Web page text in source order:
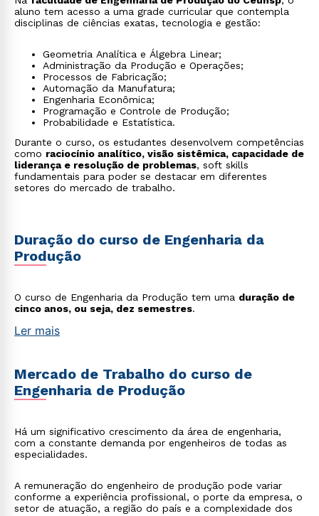
aluno tem acesso a uma grade curricular que contempla
disciplinas de ciências exatas, tecnologia e gestão:
Geometria Analítica e Álgebra Linear;
Administração da Produção e Operações;
Processos de Fabricação;
Automação da Manufatura;
Engenharia Econômica;
Programação e Controle de Produção;
Probabilidade e Estatística.
Durante o curso, os estudantes desenvolvem competências
como raciocínio analítico, visão sistêmica, capacidade de
liderança e resolução de problemas, soft skills
fundamentais para poder se destacar em diferentes
setores do mercado de trabalho.
Duração do curso de Engenharia da
Produção
O curso de Engenharia da Produção tem uma duração de
cinco anos, ou seja, dez semestres.
Ler mais
Mercado de Trabalho do curso de
Engenharia de Produção
Há um significativo crescimento da área de engenharia,
com a constante demanda por engenheiros de todas as
especialidades.
A remuneração do engenheiro de produção pode variar
conforme a experiência profissional, o porte da empresa, o
setor de atuação, a região do país e a complexidade dos